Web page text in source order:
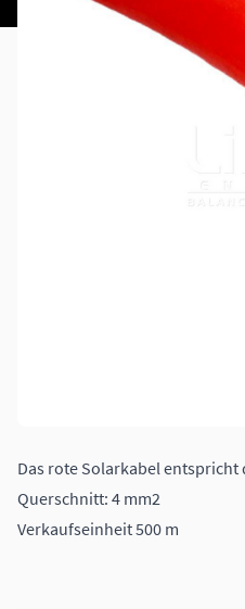
Das rote Solarkabel entspricht
Querschnitt: 4 mm2
Verkaufseinheit 500 m